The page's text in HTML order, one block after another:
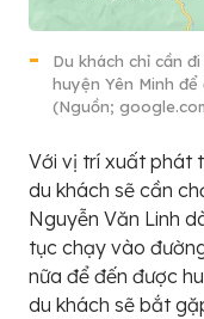
Du khách chỉ cần
huyện Yên Minh
(Nguồn;
Với vị trí xuất phát
du khách sẽ cần
Nguyễn Văn Linh
tục chạy vào
nữa để đến được
du khách sẽ bắt